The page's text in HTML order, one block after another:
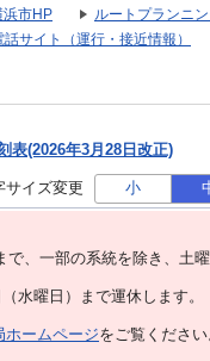
浜市HP ルートプランニ
話サイト（運行・接近情報）
表(2026年3月28日改正)
サイズ変更 小
、⼀部の系統を除き、⼟
水曜日）まで運休します。
ホームページをご覧ください